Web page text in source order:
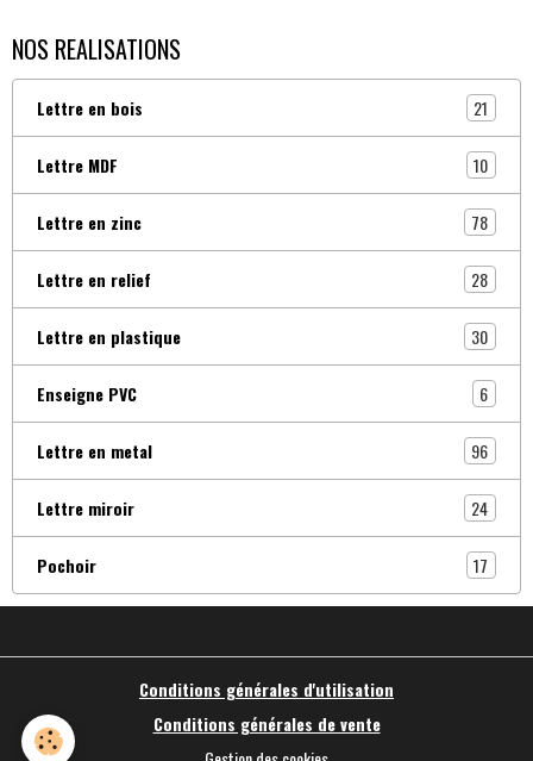
NOS REALISATIONS
Lettre en bois 21
Lettre MDF 10
Lettre en zinc 78
Lettre en relief 28
Lettre en plastique 30
Enseigne PVC 6
Lettre en metal 96
Lettre miroir 24
Pochoir 17
Conditions générales d'utilisation
Conditions générales de vente